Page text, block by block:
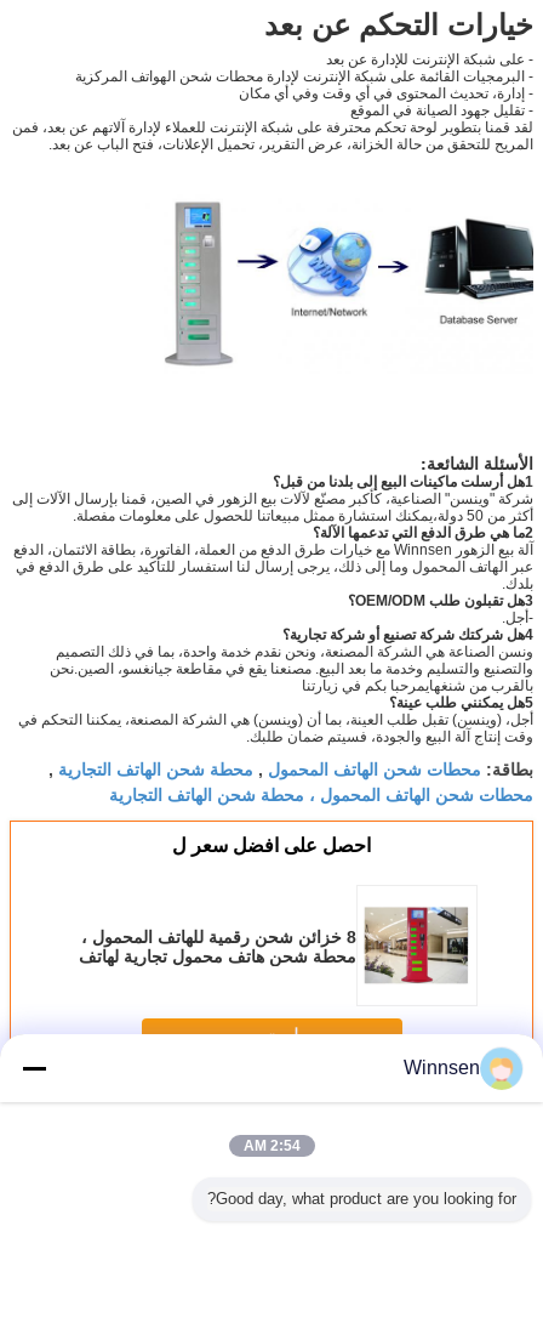
خيارات التحكم عن بعد
- على شبكة الإنترنت للإدارة عن بعد
- البرمجيات القائمة على شبكة الإنترنت لإدارة محطات شحن الهواتف المركزية
- إدارة، تحديث المحتوى في أي وقت وفي أي مكان
- تقليل جهود الصيانة في الموقع
لقد قمنا بتطوير لوحة تحكم محترفة على شبكة الإنترنت للعملاء لإدارة آلاتهم عن بعد، فمن
المريح للتحقق من حالة الخزانة، عرض التقرير، تحميل الإعلانات، فتح الباب عن بعد.
الأسئلة الشائعة:
1هل أرسلت ماكينات البيع إلى بلدنا من قبل؟
شركة "وينسن" الصناعية، كأكبر مصنّع لآلات بيع الزهور في الصين، قمنا بإرسال الآلات إلى
أكثر من 50 دولة،يمكنك استشارة ممثل مبيعاتنا للحصول على معلومات مفصلة.
2ما هي طرق الدفع التي تدعمها الآلة؟
آلة بيع الزهور Winnsen مع خيارات طرق الدفع من العملة، الفاتورة، بطاقة الائتمان، الدفع
عبر الهاتف المحمول وما إلى ذلك، يرجى إرسال لنا استفسار للتأكيد على طرق الدفع في
بلدك.
3هل تقبلون طلب OEM/ODM؟
-أجل.
4هل شركتك شركة تصنيع أو شركة تجارية؟
ونسن الصناعة هي الشركة المصنعة، ونحن نقدم خدمة واحدة، بما في ذلك التصميم
والتصنيع والتسليم وخدمة ما بعد البيع. مصنعنا يقع في مقاطعة جيانغسو، الصين.نحن
بالقرب من شنغهايمرحبا بكم في زيارتنا
5هل يمكنني طلب عينة؟
أجل، (وينسن) تقبل طلب العينة، بما أن (وينسن) هي الشركة المصنعة، يمكننا التحكم في
وقت إنتاج آلة البيع والجودة، فسيتم ضمان طلبك.
بطاقة: محطات شحن الهاتف المحمول , محطة شحن الهاتف التجارية ,
محطات شحن الهاتف المحمول ، محطة شحن الهاتف التجارية
احصل على افضل سعر ل
8 خزائن شحن رقمية للهاتف المحمول ،
محطة شحن هاتف محمول تجارية لهاتف
استمر
أكثرمحطات شحن الهاتف الخليوي
Winnsen
2:54 AM
Good day, what product are you looking for?